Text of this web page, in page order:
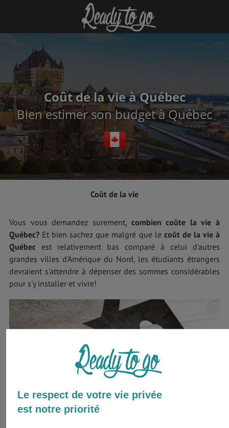
Coût de la vie à Québec
Bien estimer son budget à Québec
Coût de la vie
Vous vous demandez surement, combien coûte la vie à
Québec? Et bien sachez que malgré que le coût de la vie à
Québec est relativement bas comparé à celui d'autres
grandes villes d'Amérique du Nord, les étudiants étrangers
devraient s'attendre à dépenser des sommes considérables
pour s'y installer et vivre!
Le respect de votre vie privée
est notre priorité